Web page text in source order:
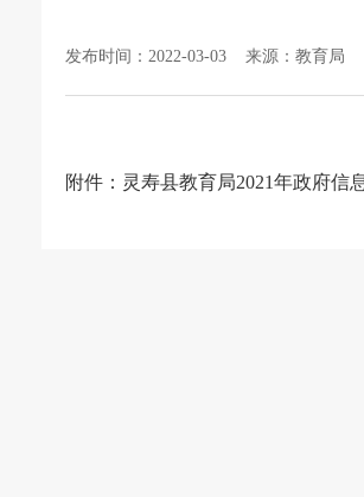
发布时间：2022-03-03 来源：教育局
附件： 灵寿县教育局2021年政府信